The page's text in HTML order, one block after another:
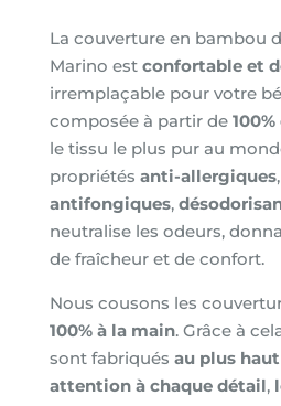
La couverture en bambou
Marino estconfortable et
irremplaçable pour votre
composée à partir de
le tissu le plus pur au
propriétés anti-allergiques,
antifongiques,
neutralise les odeurs,
de fraîcheur et de confort.
Nous cousons les
100% à la main. Grâce à
sont fabriqués au plus
attention à chaque détail,